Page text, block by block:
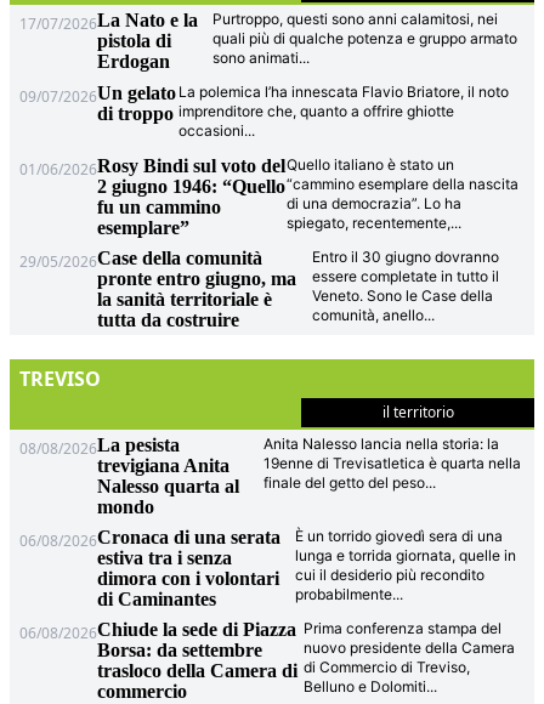
17/07/2026La Nato e la
pistola di
Erdogan
Purtroppo, questi sono anni calamitosi, nei
quali più di qualche potenza e gruppo armato
sono animati...
09/07/2026Un gelato
di troppo
La polemica l’ha innescata Flavio Briatore, il noto
imprenditore che, quanto a offrire ghiotte
occasioni...
01/06/2026Rosy Bindi sul voto del
2 giugno 1946: “Quello
fu un cammino
esemplare”
Quello italiano è stato un
“cammino esemplare della nascita
di una democrazia”. Lo ha
spiegato, recentemente,...
29/05/2026Case della comunità
pronte entro giugno, ma
la sanità territoriale è
tutta da costruire
Entro il 30 giugno dovranno
essere completate in tutto il
Veneto. Sono le Case della
comunità, anello...
TREVISO
il territorio
08/08/2026La pesista
trevigiana Anita
Nalesso quarta al
mondo
Anita Nalesso lancia nella storia: la
19enne di Trevisatletica è quarta nella
finale del getto del peso...
06/08/2026Cronaca di una serata
estiva tra i senza
dimora con i volontari
di Caminantes
È un torrido giovedì sera di una
lunga e torrida giornata, quelle in
cui il desiderio più recondito
probabilmente...
06/08/2026Chiude la sede di Piazza
Borsa: da settembre
trasloco della Camera di
commercio
Prima conferenza stampa del
nuovo presidente della Camera
di Commercio di Treviso,
Belluno e Dolomiti...